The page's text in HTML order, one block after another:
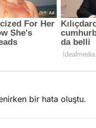
bir hata oluştu.